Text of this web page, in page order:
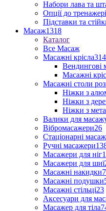
Набори лава та
Опції до
Підставки та
Масаж1318
Каталог
Все Масаж
Масажні крісла314
Вендингові
Масажні
Масажні столи
Ніжки з
Ніжки з
Ніжки з
Валики для
Вібромасажери26
Стаціонарні
Ручні масажери
Масажери для ніг
Масажери для шиї
Масажні накидки
Масажні подушки
Масажні стільці23
Аксесуари для
Масажер для тіла